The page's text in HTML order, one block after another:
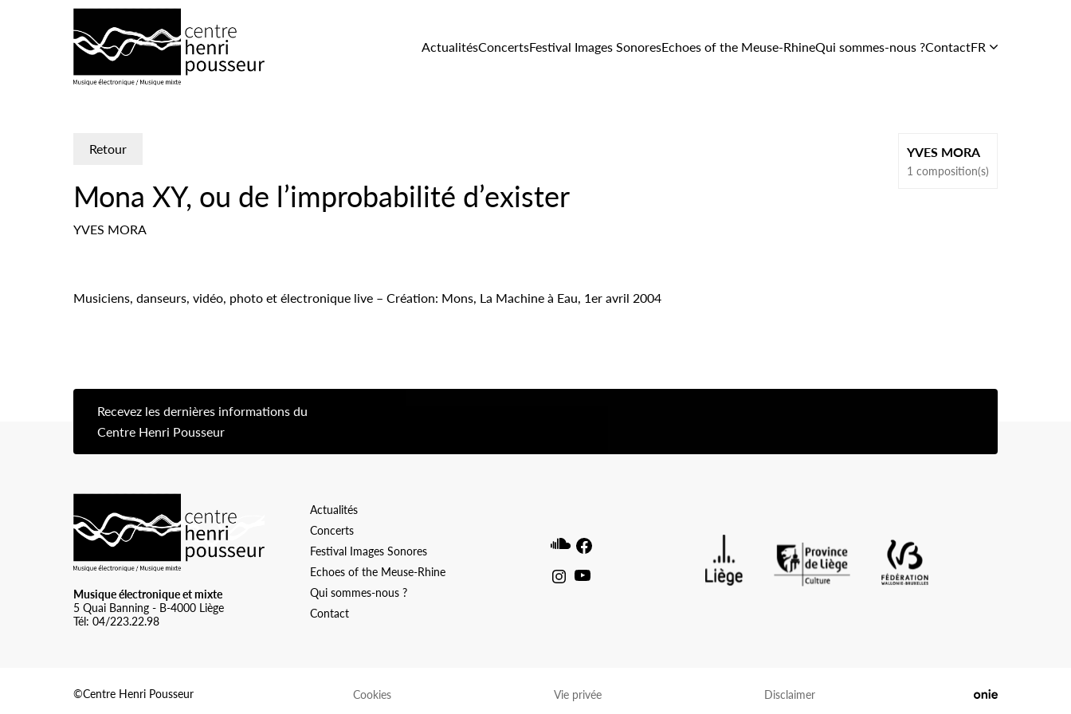
ActualitésConcertsFestival Images SonoresEchoes of the Meuse-RhineQui sommes-nous ?ContactFR
Retour
Mona XY, ou de l’improbabilité d’exister
YVES MORA
YVES MORA
1 composition(s)
Musiciens, danseurs, vidéo, photo et électronique live – Création: Mons, La Machine à Eau, 1er avril 2004
Recevez les dernières informations du
Centre Henri Pousseur
Musique électronique et mixte
5 Quai Banning - B-4000 Liège
Tél: 04/223.22.98
Actualités
Concerts
Festival Images Sonores
Echoes of the Meuse-Rhine
Qui sommes-nous ?
Contact
Soundcloud
Facebook
Instagram
Youtube
©Centre Henri Pousseur Cookies Vie privée Disclaimer Logo Onie